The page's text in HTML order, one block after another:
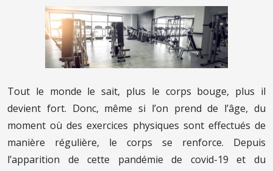
Tout le monde le sait, plus le corps bouge, plus il
devient fort. Donc, même si l’on prend de l’âge, du
moment où des exercices physiques sont effectués de
manière régulière, le corps se renforce. Depuis
l’apparition de cette pandémie de covid-19 et du